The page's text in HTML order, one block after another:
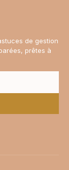
de gestion
prêtes à